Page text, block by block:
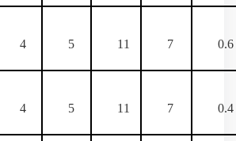
4 5 11 7 0.6
4 5 11 7 0.4